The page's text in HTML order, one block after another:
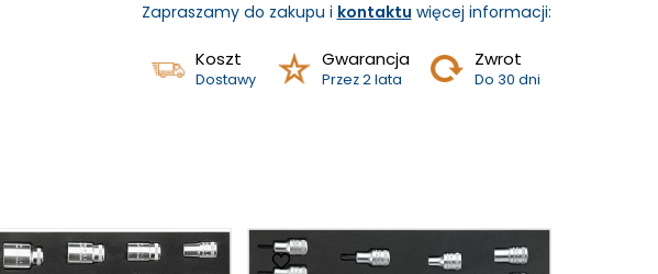
Zapraszamy do zakupu i kontaktu więcej informacji:
Koszt
Dostawy
Gwarancja
Przez 2 lata
Zwrot
Do 30 dni